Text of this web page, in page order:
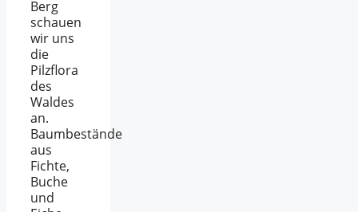
Berg
schauen
wir uns
die
Pilzflora
des
Waldes
an.
Baumbestände
aus
Fichte,
Buche
und